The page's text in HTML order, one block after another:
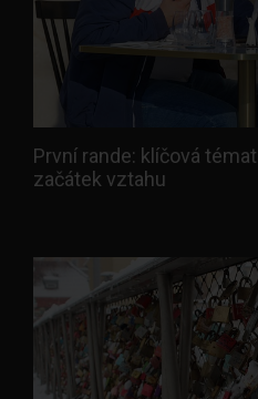
První rande: klíčová
začátek vztahu